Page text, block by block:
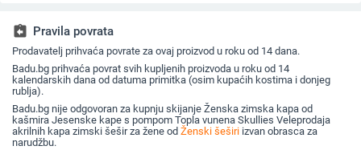
jesen i zimu
assignment_return Pravila povrata
Prodavatelj prihvaća povrate za ovaj proizvod u roku od 14 dana.
Badu.bg prihvaća povrat svih kupljenih proizvoda u roku od 14
kalendarskih dana od datuma primitka (osim kupaćih kostima i donjeg
rublja).
Badu.bg nije odgovoran za kupnju skijanje Ženska zimska kapa od
kašmira Jesenske kape s pompom Topla vunena Skullies Veleprodaja
akrilnih kapa zimski šešir za žene od Ženski šeširi izvan obrasca za
narudžbu.